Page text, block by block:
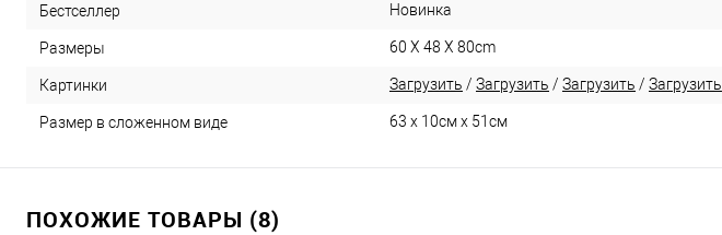
Бестселлер Новинка
Размеры 60 X 48 X 80cm
Картинки Загрузить / Загрузить / Загрузить / Загрузить
Размер в сложенном виде 63 х 10см х 51см
ПОХОЖИЕ ТОВАРЫ (8)